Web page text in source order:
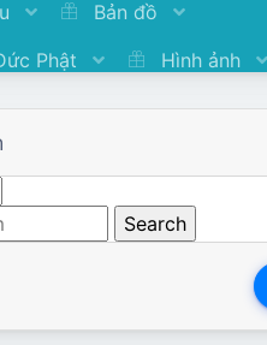
Bản đồ
Phật
Hình ảnh